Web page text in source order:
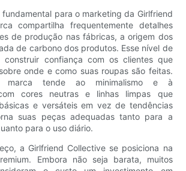
para o marketing da Girlfriend
compartilha frequentemente detalhes
de produção nas fábricas, a origem dos
de carbono dos produtos. Esse nível de
construir confiança com os clientes que
onde e como suas roupas são feitas.
tende ao minimalismo e à
cores neutras e linhas limpas que
e versáteis em vez de tendências
suas peças adequadas tanto para a
para o uso diário.
a Girlfriend Collective se posiciona na
Embora não seja barata, muitos